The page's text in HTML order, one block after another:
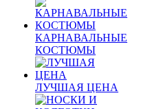
КАРНАВАЛЬНЫЕ
КОСТЮМЫ
ЛУЧШАЯ ЦЕНА